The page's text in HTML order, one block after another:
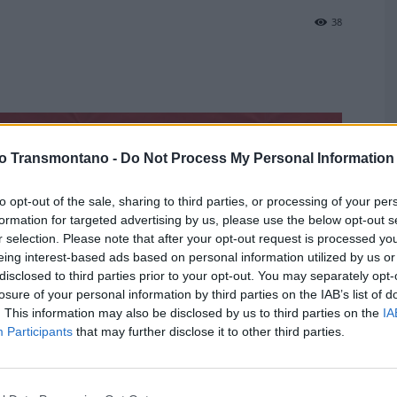
Transmontano - Do Not Process My Personal Information
opt-out of the sale, sharing to third parties, or processing of your
for targeted advertising by us, please use the below opt-out
selection. Please note that after your opt-out request is processed
interest-based ads based on personal information utilized by us
to third parties prior to your opt-out. You may separately
of your personal information by third parties on the IAB’s list of
This information may also be disclosed by us to third parties on the
Participants that may further disclose it to other third parties.
38